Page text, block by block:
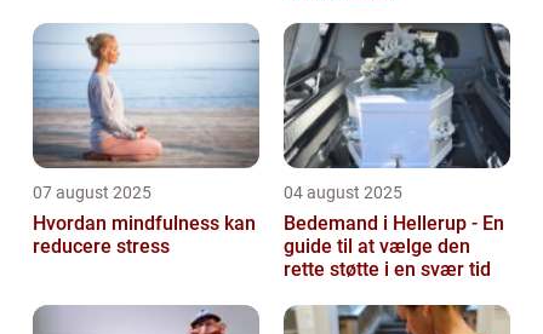
07 august 2025
Hvordan mindfulness kan
reducere stress
04 august 2025
Bedemand i Hellerup - En
guide til at vælge den
rette støtte i en svær tid